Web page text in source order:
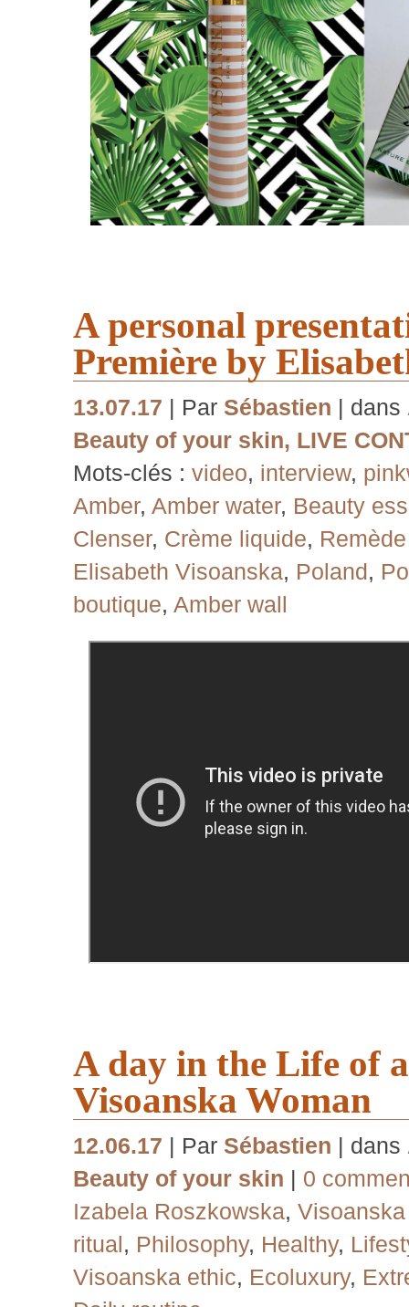
A personal
Première by
13.07.17 | Par Sébastien | dans
Beauty of your skin, LIVE
Mots-clés : video, interview,
Amber, Amber water, Beauty
Clenser, Crème liquide,
Elisabeth Visoanska, Poland,
boutique, Amber wall
A day in the Life of
Visoanska Woman
12.06.17 | Par Sébastien | dans
Beauty of your skin | 0
Izabela Roszkowska,
ritual, Philosophy, Healthy,
Visoanska ethic, Ecoluxury,